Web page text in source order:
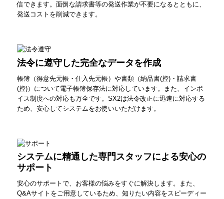
信できます。面倒な請求書等の発送作業が不要になるとともに、
発送コストを削減できます。
法令に遵守した完全なデータを作成
帳簿（得意先元帳・仕入先元帳）や書類（納品書(控)・請求書
(控)）について電子帳簿保存法に対応しています。また、インボ
イス制度への対応も万全です。SX2は法令改正に迅速に対応する
ため、安心してシステムをお使いいただけます。
システムに精通した専門スタッフによる安心の
サポート
安心のサポートで、お客様の悩みをすぐに解決します。また、
Q&Aサイトをご用意しているため、知りたい内容をスピーディー